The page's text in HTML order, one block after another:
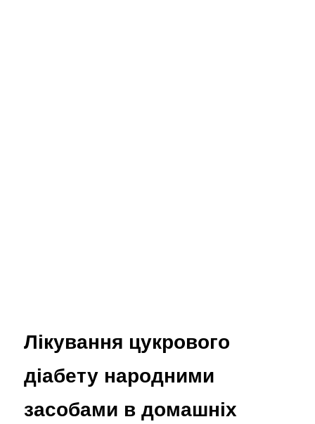
Лікування цукрового
діабету народними
засобами в домашніх